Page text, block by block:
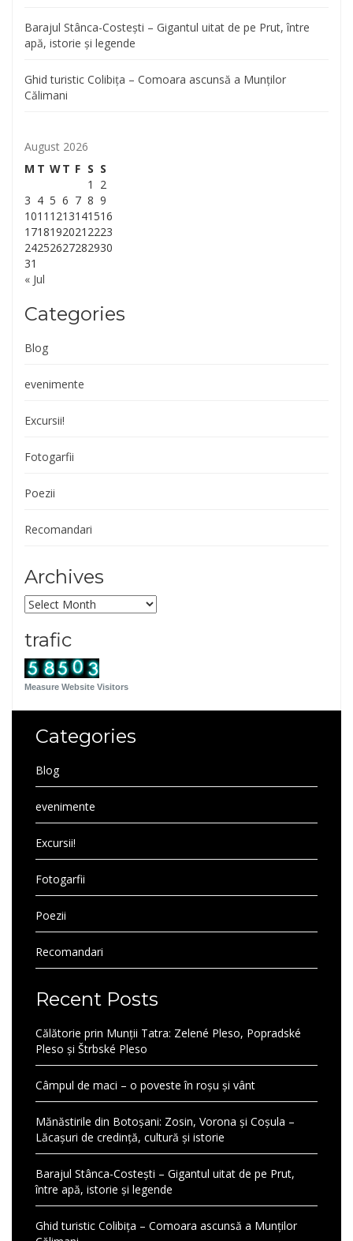
Barajul Stânca-Costești – Gigantul uitat de pe Prut, între
apă, istorie și legende
Ghid turistic Colibița – Comoara ascunsă a Munților
Călimani
August 2026
M T WT F S S
« Jul
1
2
3 4 5 6 7 8 9
1011 1213141516
1718192021 2223
24252627282930
31
Categories
Blog
evenimente
Excursii!
Fotogarfii
Poezii
Recomandari
Archives
Archives
trafic
Measure Website Visitors
Categories
Blog
evenimente
Excursii!
Fotogarfii
Poezii
Recomandari
Recent Posts
Călătorie prin Munții Tatra: Zelené Pleso, Popradské
Pleso și Štrbské Pleso
Câmpul de maci – o poveste în roșu și vânt
Mănăstirile din Botoșani: Zosin, Vorona și Coșula –
Lăcașuri de credință, cultură și istorie
Barajul Stânca-Costești – Gigantul uitat de pe Prut,
între apă, istorie și legende
Ghid turistic Colibița – Comoara ascunsă a Munților